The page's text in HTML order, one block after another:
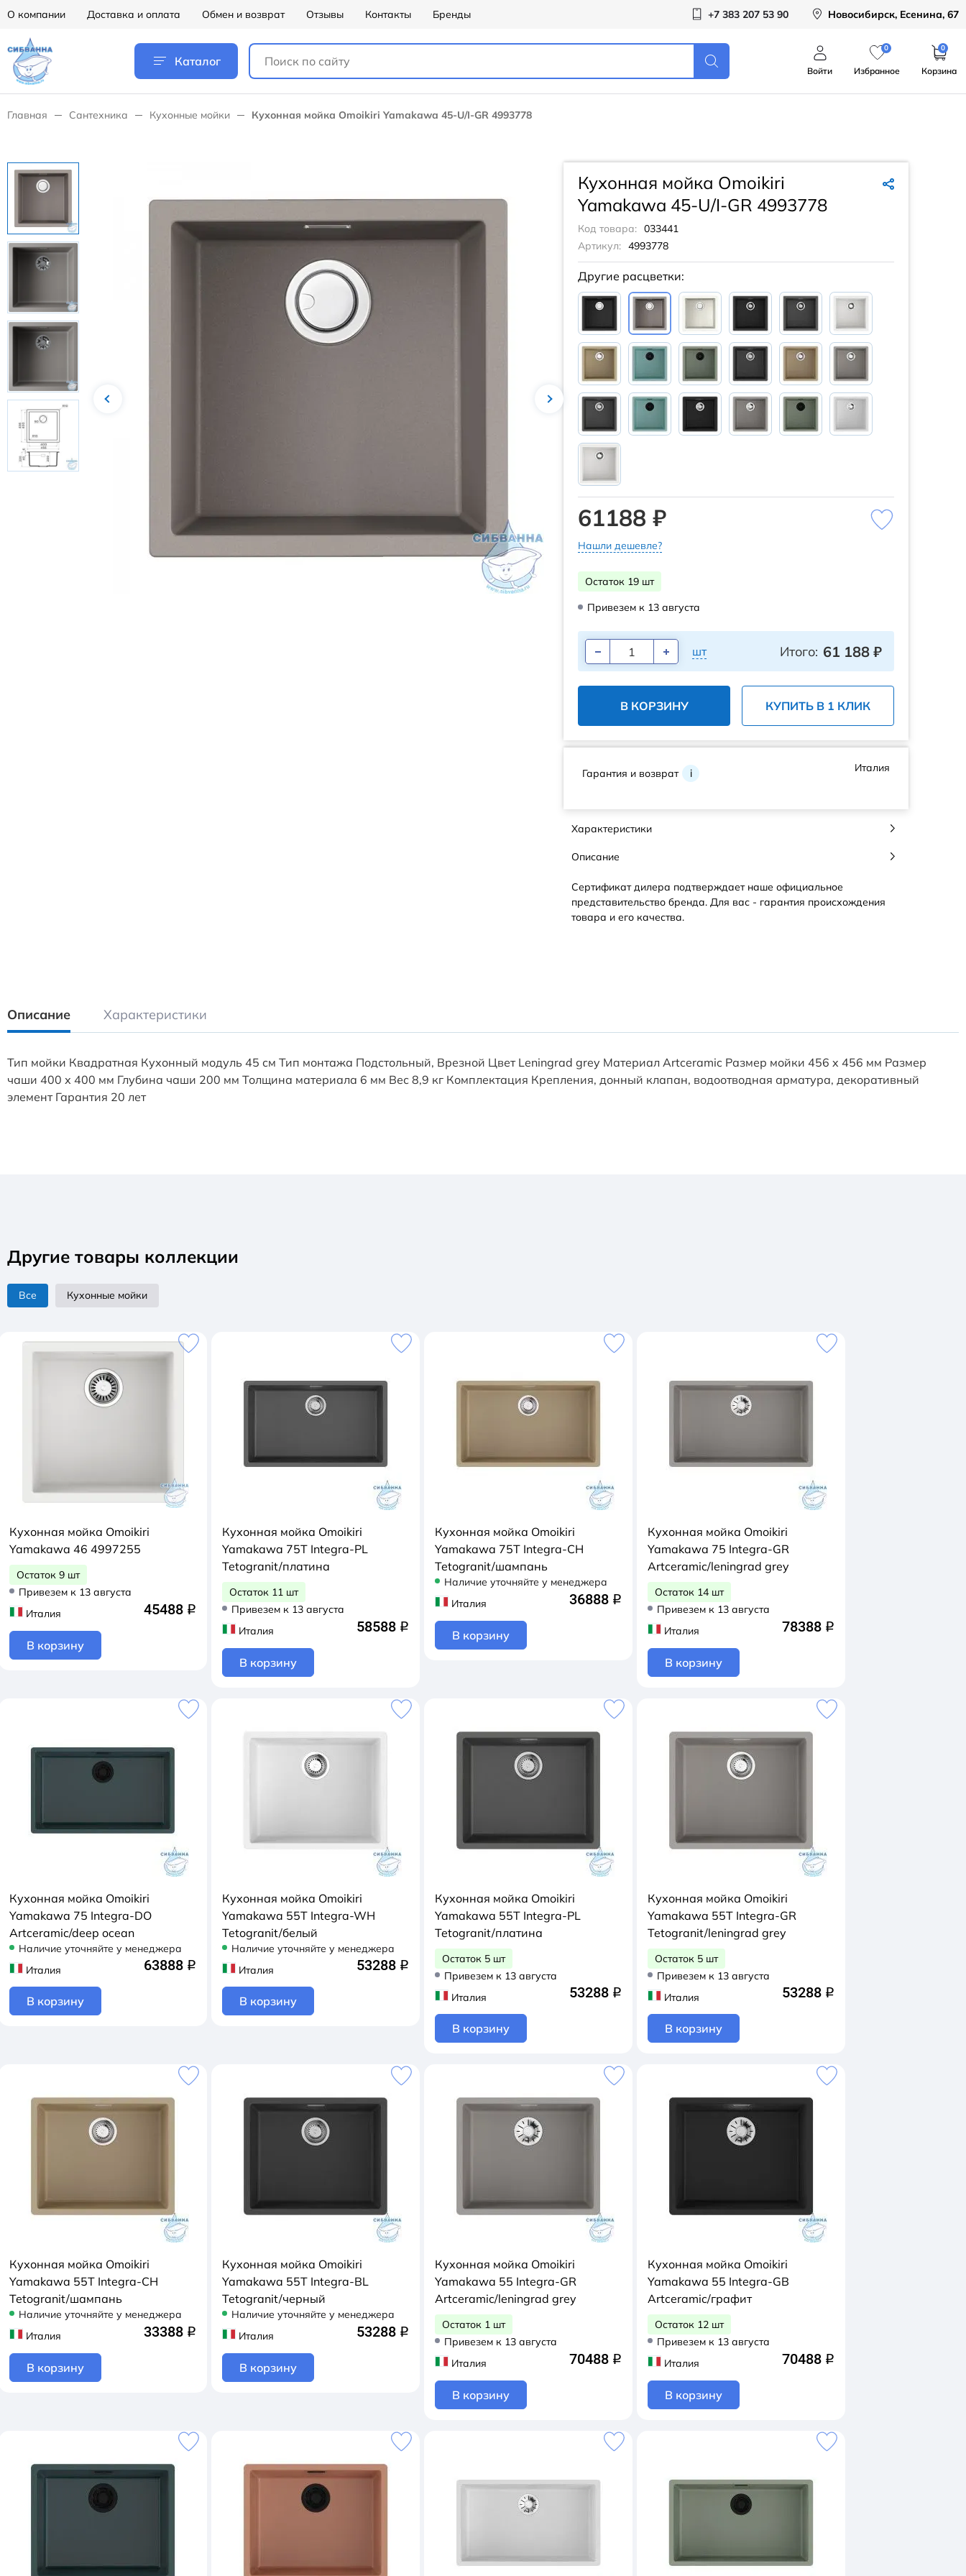
О компании Доставка и оплата Обмен и возврат Отзывы Контакты Бренды +7 383 207 53 90 Новосибирск, Есенина, 67
Каталог
Войти
0
Избранное
0
Корзина
Главная Сантехника Кухонные мойки Кухонная мойка Omoikiri Yamakawa 45-U/I-GR 4993778
Кухонная мойка Omoikiri
Yamakawa 45-U/I-GR 4993778
Код товара: 033441
Артикул: 4993778
Другие расцветки:
61188 ₽
Нашли дешевле?
Остаток 19 шт
Привезем к 13 августа
шт Итого: 61 188 ₽
В КОРЗИНУ КУПИТЬ В 1 КЛИК
Гарантия и возврат i Италия
Характеристики
Описание
Сертификат дилера подтверждает наше официальное
представительство бренда. Для вас - гарантия происхождения
товара и его качества.
Описание Характеристики
Тип мойки Квадратная Кухонный модуль 45 см Тип монтажа Подстольный, Врезной Цвет Leningrad grey Материал Artceramic Размер мойки 456 x 456 мм Размер
чаши 400 х 400 мм Глубина чаши 200 мм Толщина материала 6 мм Вес 8,9 кг Комплектация Крепления, донный клапан, водоотводная арматура, декоративный
элемент Гарантия 20 лет
Другие товары коллекции
Все Кухонные мойки
Кухонная мойка Omoikiri
Yamakawa 46 4997255
Остаток 9 шт
Привезем к 13 августа
Италия
45488 q
В корзину
Кухонная мойка Omoikiri
Yamakawa 75Т Integra-PL
Tetogranit/платина
Остаток 11 шт
Привезем к 13 августа
Италия
58588 q
В корзину
Кухонная мойка Omoikiri
Yamakawa 75Т Integra-CH
Tetogranit/шампань
Наличие уточняйте у менеджера
Италия
36888 q
В корзину
Кухонная мойка Omoikiri
Yamakawa 75 Integra-GR
Artceramic/leningrad grey
Остаток 14 шт
Привезем к 13 августа
Италия
78388 q
В корзину
Кухонная мойка Omoikiri
Yamakawa 75 Integra-DO
Artceramic/deep ocean
Наличие уточняйте у менеджера
Италия
63888 q
В корзину
Кухонная мойка Omoikiri
Yamakawa 55Т Integra-WH
Tetogranit/белый
Наличие уточняйте у менеджера
Италия
53288 q
В корзину
Кухонная мойка Omoikiri
Yamakawa 55Т Integra-PL
Tetogranit/платина
Остаток 5 шт
Привезем к 13 августа
Италия
53288 q
В корзину
Кухонная мойка Omoikiri
Yamakawa 55Т Integra-GR
Tetogranit/leningrad grey
Остаток 5 шт
Привезем к 13 августа
Италия
53288 q
В корзину
Кухонная мойка Omoikiri
Yamakawa 55Т Integra-CH
Tetogranit/шампань
Наличие уточняйте у менеджера
Италия
33388 q
В корзину
Кухонная мойка Omoikiri
Yamakawa 55Т Integra-BL
Tetogranit/черный
Наличие уточняйте у менеджера
Италия
53288 q
В корзину
Кухонная мойка Omoikiri
Yamakawa 55 Integra-GR
Artceramic/leningrad grey
Остаток 1 шт
Привезем к 13 августа
Италия
70488 q
В корзину
Кухонная мойка Omoikiri
Yamakawa 55 Integra-GB
Artceramic/графит
Остаток 12 шт
Привезем к 13 августа
Италия
70488 q
В корзину